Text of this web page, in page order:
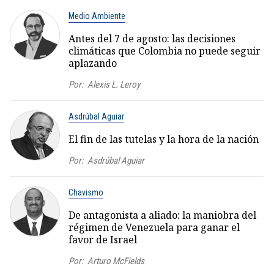
Medio Ambiente
Antes del 7 de agosto: las decisiones
climáticas que Colombia no puede seguir
aplazando
Por: Alexis L. Leroy
Asdrúbal Aguiar
El fin de las tutelas y la hora de la nación
Por: Asdrúbal Aguiar
Chavismo
De antagonista a aliado: la maniobra del
régimen de Venezuela para ganar el
favor de Israel
Por: Arturo McFields